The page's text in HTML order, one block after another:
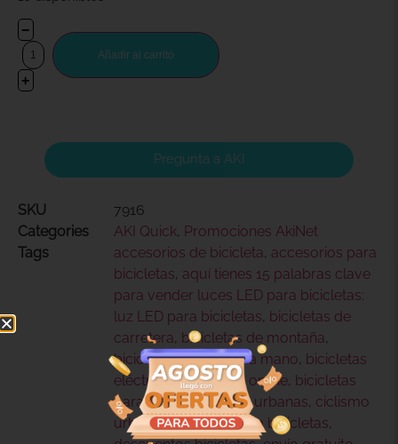
−
+
Añadir al carrito
Pregunta a AKI
SKU
7916
Categories
AKI Quick, Promociones AkiNet
Tags
accesorios de bicicleta, accesorios para
bicicletas, aquí tienes 15 palabras clave
para vender luces LED para bicicletas:
luz LED para bicicletas, bicicletas de
carretera, bicicletas de montaña,
bicicletas de segunda mano, bicicletas
eléctricas,bicicletas online, bicicletas
para niños, bicicletas urbanas, ciclismo
urbano,Claro,compra bicicletas,